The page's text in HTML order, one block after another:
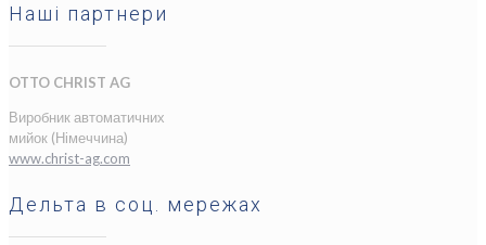
Наші партнери
OTTO CHRIST AG
Виробник автоматичних
мийок (Німеччина)
www.christ-ag.com
Дельта в соц. мережах